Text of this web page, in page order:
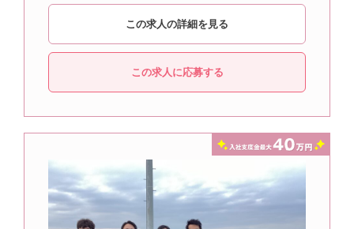
この求人の詳細を見る
この求人に応募する